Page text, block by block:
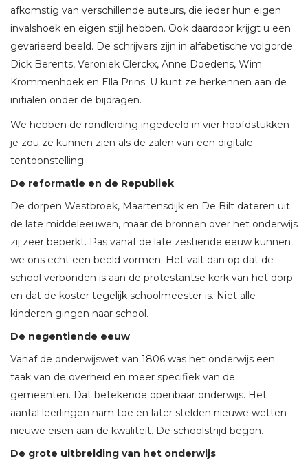
afkomstig van verschillende auteurs, die ieder hun eigen
invalshoek en eigen stijl hebben. Ook daardoor krijgt u een
gevarieerd beeld. De schrijvers zijn in alfabetische volgorde:
Dick Berents, Veroniek Clerckx, Anne Doedens, Wim
Krommenhoek en Ella Prins. U kunt ze herkennen aan de
initialen onder de bijdragen.
We hebben de rondleiding ingedeeld in vier hoofdstukken –
je zou ze kunnen zien als de zalen van een digitale
tentoonstelling.
De reformatie en de Republiek
De dorpen Westbroek, Maartensdijk en De Bilt dateren uit
de late middeleeuwen, maar de bronnen over het onderwijs
zij zeer beperkt. Pas vanaf de late zestiende eeuw kunnen
we ons echt een beeld vormen. Het valt dan op dat de
school verbonden is aan de protestantse kerk van het dorp
en dat de koster tegelijk schoolmeester is. Niet alle
kinderen gingen naar school.
De negentiende eeuw
Vanaf de onderwijswet van 1806 was het onderwijs een
taak van de overheid en meer specifiek van de
gemeenten. Dat betekende openbaar onderwijs. Het
aantal leerlingen nam toe en later stelden nieuwe wetten
nieuwe eisen aan de kwaliteit. De schoolstrijd begon.
De grote uitbreiding van het onderwijs